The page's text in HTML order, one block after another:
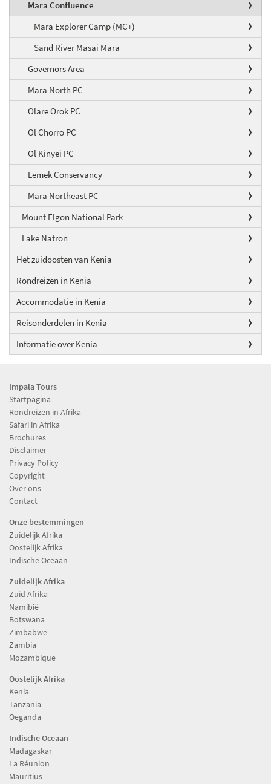
Mara Confluence
Mara Explorer Camp (MC+)
Sand River Masai Mara
Governors Area
Mara North PC
Olare Orok PC
Ol Chorro PC
Ol Kinyei PC
Lemek Conservancy
Mara Northeast PC
Mount Elgon National Park
Lake Natron
Het zuidoosten van Kenia
Rondreizen in Kenia
Accommodatie in Kenia
Reisonderdelen in Kenia
Informatie over Kenia
Impala Tours
Startpagina
Rondreizen in Afrika
Safari in Afrika
Brochures
Disclaimer
Privacy Policy
Copyright
Over ons
Contact
Onze bestemmingen
Zuidelijk Afrika
Oostelijk Afrika
Indische Oceaan
Zuidelijk Afrika
Zuid Afrika
Namibië
Botswana
Zimbabwe
Zambia
Mozambique
Oostelijk Afrika
Kenia
Tanzania
Oeganda
Indische Oceaan
Madagaskar
La Réunion
Mauritius